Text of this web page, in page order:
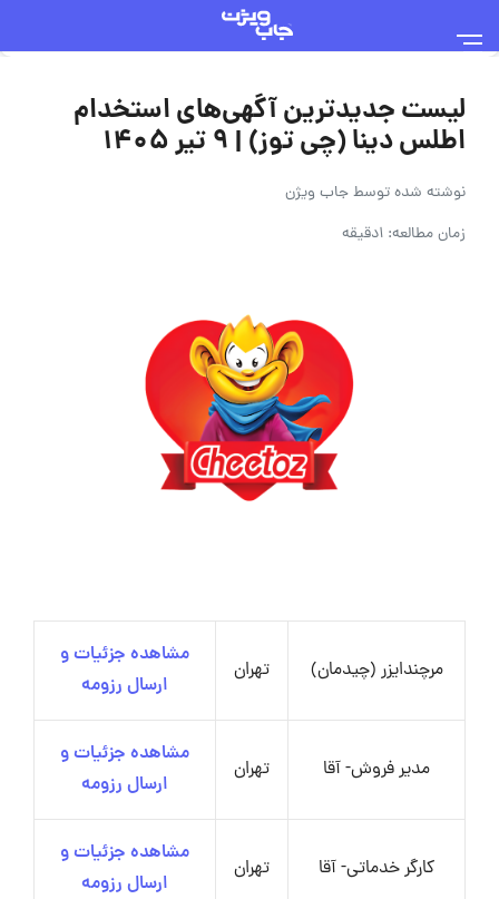
لیست جدیدترین آگهی‌های استخدام
اطلس دینا (چی توز) | ۹ تیر ۱۴۰۵
نوشته شده توسطجاب ویژن
زمان مطالعه: 1دقیقه
مرچندایزر (چیدمان) تهران
مشاهده جزئیات و
ارسال رزومه
مدیر فروش- آقا تهران
مشاهده جزئیات و
ارسال رزومه
کارگر خدماتی- آقا تهران
مشاهده جزئیات و
ارسال رزومه